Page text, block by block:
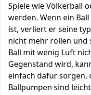
Spiele wie Völkerball
werden. Wenn ein
ist, verliert er seine
nicht mehr rollen und
Ball mit wenig Luft
Gegenstand wird,
einfach dafür sorgen,
Ballpumpen sind